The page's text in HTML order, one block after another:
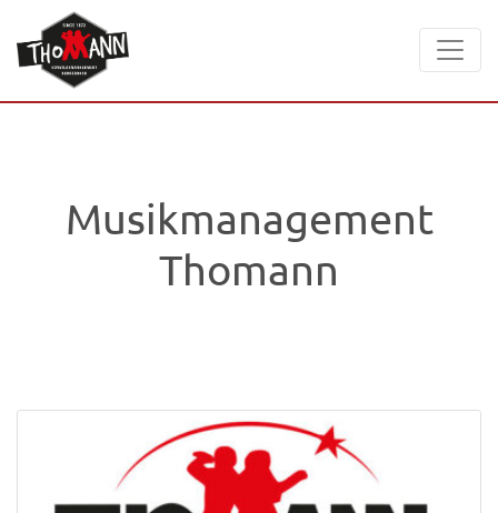
Musikmanagement
Thomann